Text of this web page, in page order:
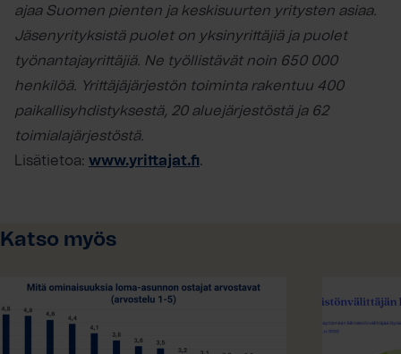
ajaa Suomen pienten ja keskisuurten yritysten asiaa.
Jäsenyrityksistä puolet on yksinyrittäjiä ja puolet
työnantajayrittäjiä. Ne työllistävät noin 650 000
henkilöä. Yrittäjäjärjestön toiminta rakentuu 400
paikallisyhdistyksestä, 20 aluejärjestöstä ja 62
toimialajärjestöstä.
Lisätietoa: www.yrittajat.fi.
Katso myös